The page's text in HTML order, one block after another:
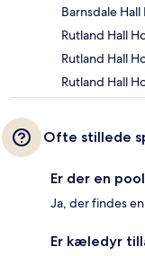
Barnsdale Hall
Rutland Hall
Rutland Hall
Rutland Hall
Ofte stillede
Er der en
Ja, der findes
Er kæledyr